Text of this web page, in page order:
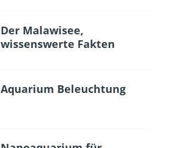
Der Malawisee,
wissenswerte Fakten
Aquarium Beleuchtung